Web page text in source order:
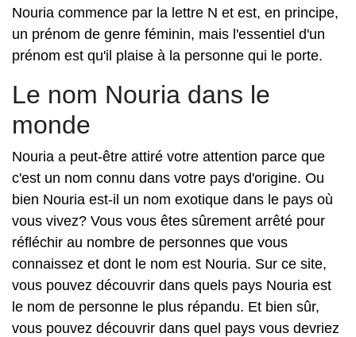
Nouria commence par la lettre N et est, en principe,
un prénom de genre féminin, mais l'essentiel d'un
prénom est qu'il plaise à la personne qui le porte.
Le nom Nouria dans le
monde
Nouria a peut-être attiré votre attention parce que
c'est un nom connu dans votre pays d'origine. Ou
bien Nouria est-il un nom exotique dans le pays où
vous vivez? Vous vous êtes sûrement arrêté pour
réfléchir au nombre de personnes que vous
connaissez et dont le nom est Nouria. Sur ce site,
vous pouvez découvrir dans quels pays Nouria est
le nom de personne le plus répandu. Et bien sûr,
vous pouvez découvrir dans quel pays vous devriez